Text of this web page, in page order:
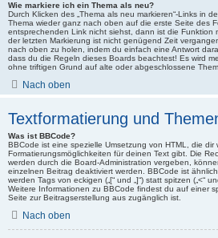
Wie markiere ich ein Thema als neu?
Durch Klicken des „Thema als neu markieren“-Links in
Thema wieder ganz nach oben auf die erste Seite des
entsprechenden Link nicht siehst, dann ist die Funktion
der letzten Markierung ist nicht genügend Zeit
nach oben zu holen, indem du einfach eine Antwort
dass du die Regeln dieses Boards beachtest! Es wird
ohne triftigen Grund auf alte oder abgeschlossene
Nach oben
Textformatierung und
Was ist BBCode?
BBCode ist eine spezielle Umsetzung von HTML, die dir
Formatierungsmöglichkeiten für deinen Text gibt. Die
werden durch die Board-Administration vergeben,
einzelnen Beitrag deaktiviert werden. BBCode ist
werden Tags von eckigen („[“ und „]“) statt spitzen („<“
Weitere Informationen zu BBCode findest du auf einer
Seite zur Beitragserstellung aus zugänglich ist.
Nach oben